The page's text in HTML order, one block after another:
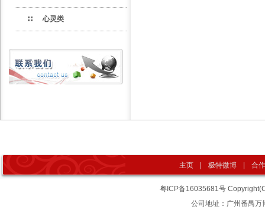
心灵类
主页 极特微博 合
粤ICP备16035681号
公司地址：广州番禺